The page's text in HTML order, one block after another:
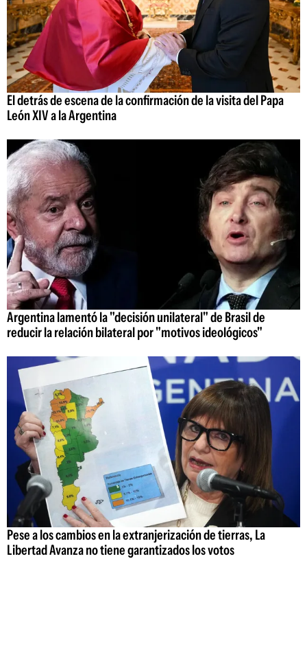
El detrás de escena de la confirmación de la visita del Papa
León XIV a la Argentina
Argentina lamentó la "decisión unilateral" de Brasil de
reducir la relación bilateral por "motivos ideológicos"
Pese a los cambios en la extranjerización de tierras, La
Libertad Avanza no tiene garantizados los votos